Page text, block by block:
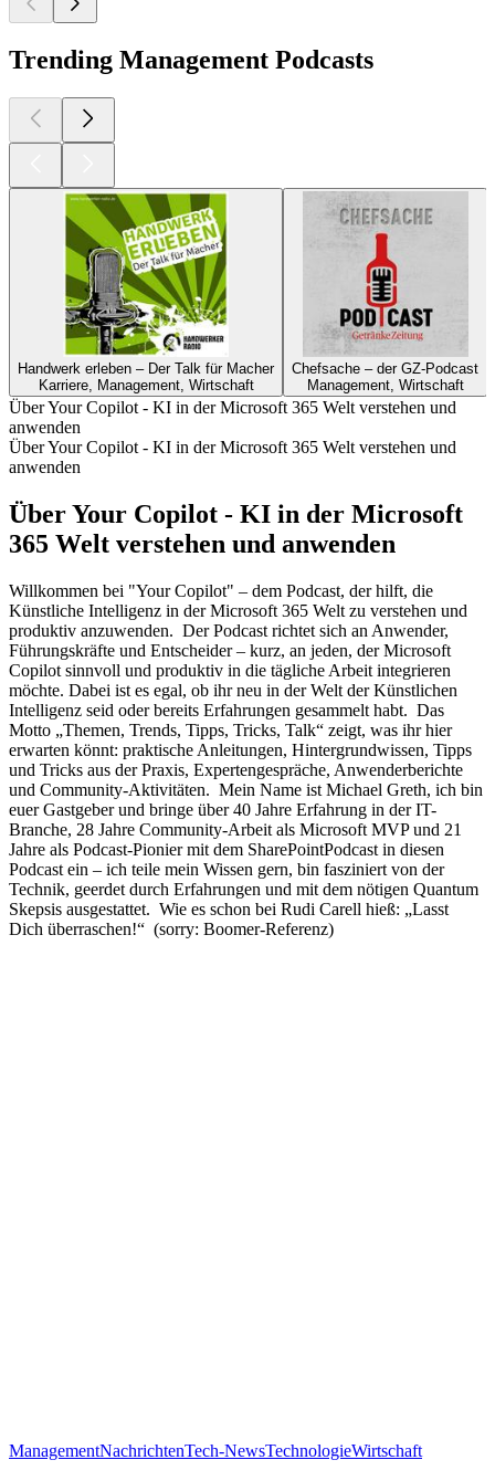
Trending Management Podcasts
Handwerk erleben – Der Talk für Macher
Karriere, Management, Wirtschaft
Chefsache – der GZ-Podcast
Management, Wirtschaft
Über Your Copilot - KI in der Microsoft 365 Welt verstehen und
anwenden
Über Your Copilot - KI in der Microsoft 365 Welt verstehen und
anwenden
Über Your Copilot - KI in der Microsoft
365 Welt verstehen und anwenden
Willkommen bei "Your Copilot" – dem Podcast, der hilft, die
Künstliche Intelligenz in der Microsoft 365 Welt zu verstehen und
produktiv anzuwenden. Der Podcast richtet sich an Anwender,
Führungskräfte und Entscheider – kurz, an jeden, der Microsoft
Copilot sinnvoll und produktiv in die tägliche Arbeit integrieren
möchte. Dabei ist es egal, ob ihr neu in der Welt der Künstlichen
Intelligenz seid oder bereits Erfahrungen gesammelt habt. Das
Motto „Themen, Trends, Tipps, Tricks, Talk“ zeigt, was ihr hier
erwarten könnt: praktische Anleitungen, Hintergrundwissen, Tipps
und Tricks aus der Praxis, Expertengespräche, Anwenderberichte
und Community-Aktivitäten. Mein Name ist Michael Greth, ich bin
euer Gastgeber und bringe über 40 Jahre Erfahrung in der IT-
Branche, 28 Jahre Community-Arbeit als Microsoft MVP und 21
Jahre als Podcast-Pionier mit dem SharePointPodcast in diesen
Podcast ein – ich teile mein Wissen gern, bin fasziniert von der
Technik, geerdet durch Erfahrungen und mit dem nötigen Quantum
Skepsis ausgestattet. Wie es schon bei Rudi Carell hieß: „Lasst
Dich überraschen!“ (sorry: Boomer-Referenz)
ManagementNachrichtenTech-NewsTechnologieWirtschaft